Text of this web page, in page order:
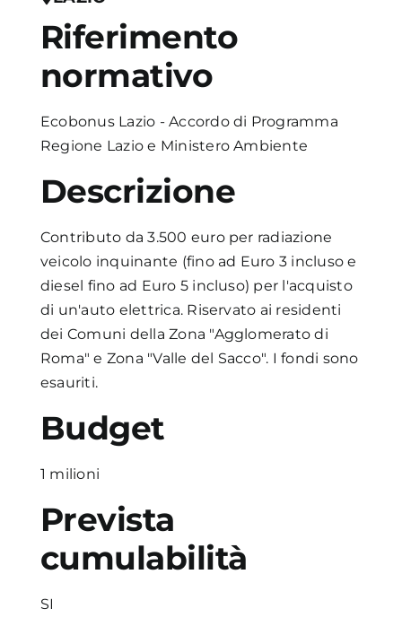
Academy
Riferimento
normativo
Ecobonus Lazio - Accordo di Programma
Regione Lazio e Ministero Ambiente
Descrizione
Contributo da 3.500 euro per radiazione
veicolo inquinante (fino ad Euro 3 incluso e
diesel fino ad Euro 5 incluso) per l'acquisto
di un'auto elettrica. Riservato ai residenti
dei Comuni della Zona "Agglomerato di
Roma" e Zona "Valle del Sacco". I fondi sono
esauriti.
Budget
1 milioni
Prevista
cumulabilità
SI